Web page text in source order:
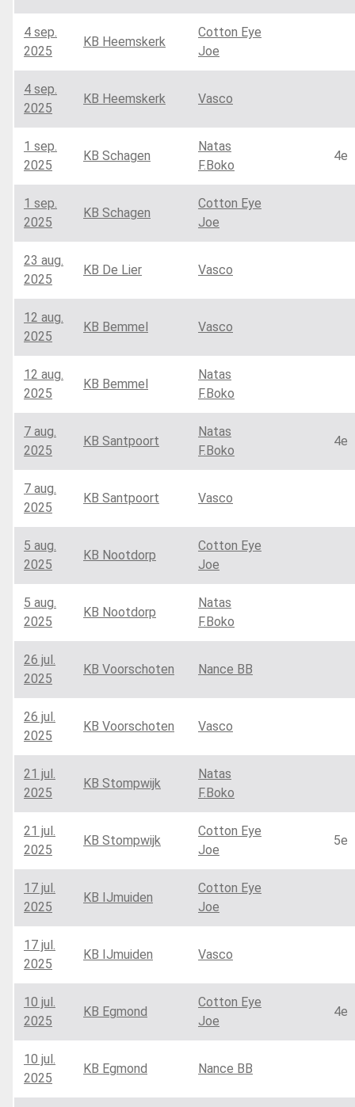
4 sep.
2025
KB Heemskerk
Cotton Eye
Joe
4 sep.
2025
KB Heemskerk Vasco
1 sep.
2025
KB Schagen
Natas
F.Boko
4e
1 sep.
2025
KB Schagen
Cotton Eye
Joe
23 aug.
2025
KB De Lier Vasco
12 aug.
2025
KB Bemmel Vasco
12 aug.
2025
KB Bemmel
Natas
F.Boko
7 aug.
2025
KB Santpoort
Natas
F.Boko
4e
7 aug.
2025
KB Santpoort Vasco
5 aug.
2025
KB Nootdorp
Cotton Eye
Joe
5 aug.
2025
KB Nootdorp
Natas
F.Boko
26 jul.
2025
KB Voorschoten Nance BB
26 jul.
2025
KB Voorschoten Vasco
21 jul.
2025
KB Stompwijk
Natas
F.Boko
21 jul.
2025
KB Stompwijk
Cotton Eye
Joe
5e
17 jul.
2025
KB IJmuiden
Cotton Eye
Joe
17 jul.
2025
KB IJmuiden Vasco
10 jul.
2025
KB Egmond
Cotton Eye
Joe
4e
10 jul.
2025
KB Egmond Nance BB